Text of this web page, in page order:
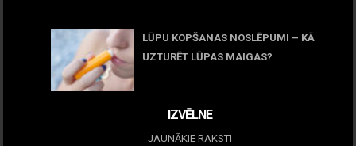
LŪPU KOPŠANAS NOSLĒPUMI – KĀ
UZTURĒT LŪPAS MAIGAS?
IZVĒLNE
JAUNĀKIE RAKSTI